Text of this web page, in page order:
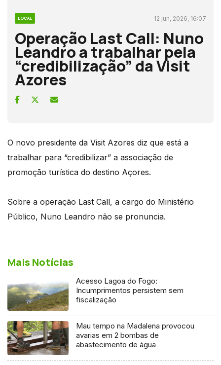
LOCAL 12 jun, 2026, 16:07
Operação Last Call: Nuno
Leandro a trabalhar pela
“credibilização” da Visit
Azores
O novo presidente da Visit Azores diz que está a
trabalhar para “credibilizar” a associação de
promoção turística do destino Açores.
Sobre a operação Last Call, a cargo do Ministério
Público, Nuno Leandro não se pronuncia.
Mais Notícias
Acesso Lagoa do Fogo:
Incumprimentos persistem sem
fiscalização
Mau tempo na Madalena provocou
avarias em 2 bombas de
abastecimento de água